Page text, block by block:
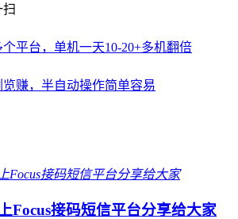
平台，单机一天10-20+多机翻倍
赚，半自动操作简单容易
Focus接码短信平台分享给大家